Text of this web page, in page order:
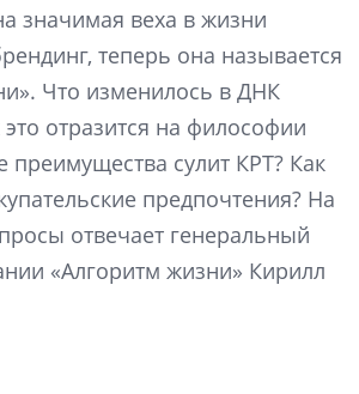
значимая веха в жизни
теперь она называется
Что изменилось в ДНК
отразится на философии
преимущества сулит КРТ? Как
предпочтения? На
отвечает генеральный
«Алгоритм жизни» Кирилл